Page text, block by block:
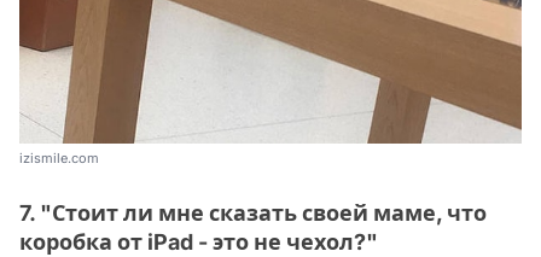
izismile.com
7. "Стоит ли мне сказать своей маме, что
коробка от iPad - это не чехол?"